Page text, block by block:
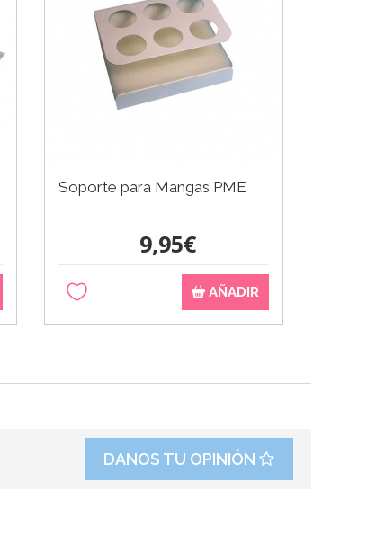
Soporte para Mangas PME
9,95€
AÑADIR
DANOS TU OPINIÓN